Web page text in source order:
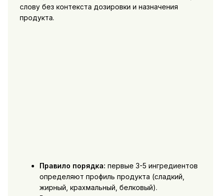
слову без контекста дозировки и назначения
продукта.
Правило порядка: первые 3-5 ингредиентов
определяют профиль продукта (сладкий,
жирный, крахмальный, белковый).